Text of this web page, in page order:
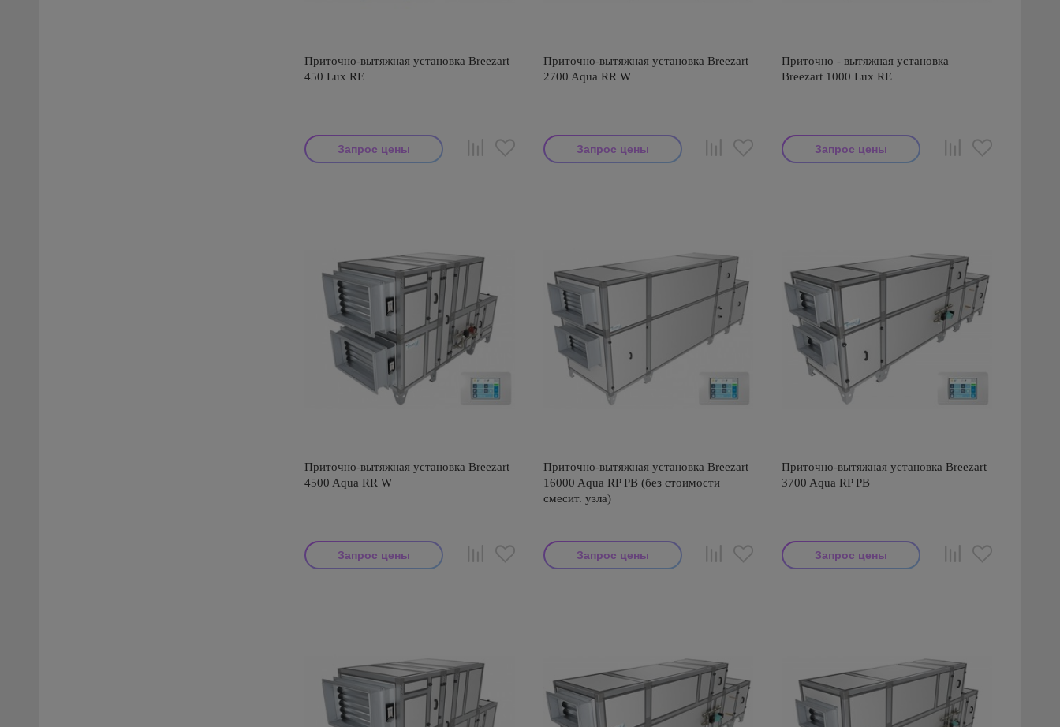
Приточно-вытяжная установка Breezart
450 Lux RE
Запрос цены
Приточно-вытяжная установка Breezart
2700 Aqua RR W
Запрос цены
Приточно - вытяжная установка
Breezart 1000 Lux RE
Запрос цены
Приточно-вытяжная установка Breezart
4500 Aqua RR W
Запрос цены
Приточно-вытяжная установка Breezart
16000 Aqua RP PB (без стоимости
смесит. узла)
Запрос цены
Приточно-вытяжная установка Breezart
3700 Aqua RP PB
Запрос цены